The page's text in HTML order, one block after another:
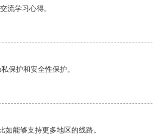
流学习心得。
保护和安全性保护。
能够支持更多地区的线路。